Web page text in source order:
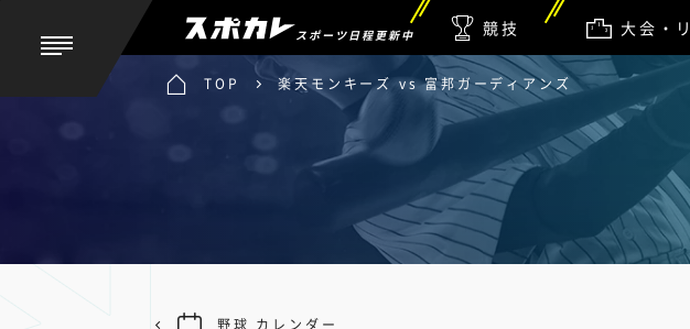
スポーツ日程更新中 競技 大会・
TOP 楽天モンキーズ vs 富邦ガーディアンズ
野球 カレンダー